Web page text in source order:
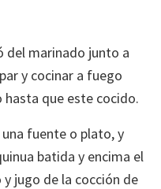
del marinado junto a
y cocinar a fuego
que este cocido.
fuente o plato, y
batida y encima el
jugo de la cocción de